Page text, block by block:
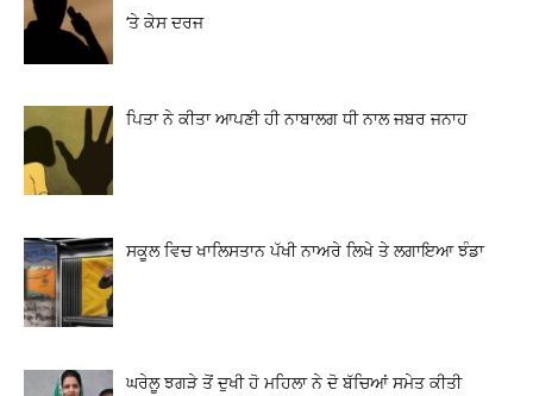
‘ਤੇ ਕੇਸ ਦਰਜ
ਪਿਤਾ ਨੇ ਕੀਤਾ ਆਪਣੀ ਹੀ ਨਾਬਾਲਗ ਧੀ ਨਾਲ ਜਬਰ ਜਨਾਹ
ਸਕੂਲ ਵਿਚ ਖਾਲਿਸਤਾਨ ਪੱਖੀ ਨਾਅਰੇ ਲਿਖੇ ਤੇ ਲਗਾਇਆ ਝੰਡਾ
ਘਰੇਲੂ ਝਗੜੇ ਤੋਂ ਦੁਖੀ ਹੋ ਮਹਿਲਾ ਨੇ ਦੋ ਬੱਚਿਆਂ ਸਮੇਤ ਕੀਤੀ